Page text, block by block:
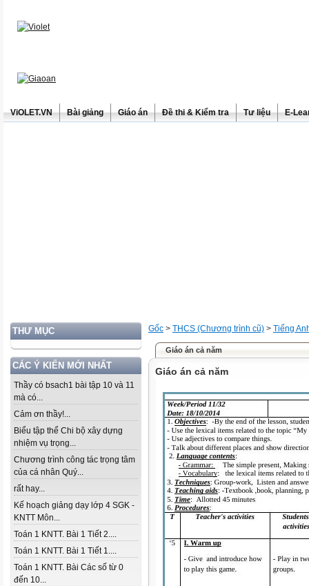
ViOLET.VN Bài giảng Giáo án Đề thi & Kiểm tra Tư liệu E-
THƯ MỤC
CÁC Ý KIẾN MỚI NHẤT
Thầy có bsach1 bài tập 10 và 11
mà có...
Cảm ơn thầy!...
Biểu tập thể Chi bộ xây dựng
nhiệm vụ trọng...
Chương trình công tác trọng tâm
của cá nhân Quý...
rất hay...
Kế hoạch giảng dạy lớp 4 SGK -
KNTT Môn...
Toán 1 KNTT. Bài 1 Tiết 2....
Toán 1 KNTT. Bài 1 Tiết 1....
Toán 1 KNTT. Bài Các số từ 0
đến 10...
Gốc > THCS (Chương trình cũ) > Tiếng
Giáo án cả năm
Giáo án cả năm